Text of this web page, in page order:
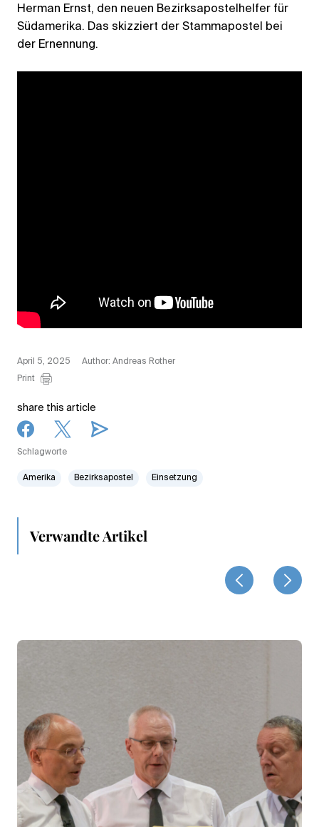
Herman Ernst, den neuen Bezirksapostelhelfer für
Südamerika. Das skizziert der Stammapostel bei
der Ernennung.
April 5, 2025
Author: Andreas Rother
Print
share this article
Schlagworte
Amerika Bezirksapostel Einsetzung
Verwandte Artikel